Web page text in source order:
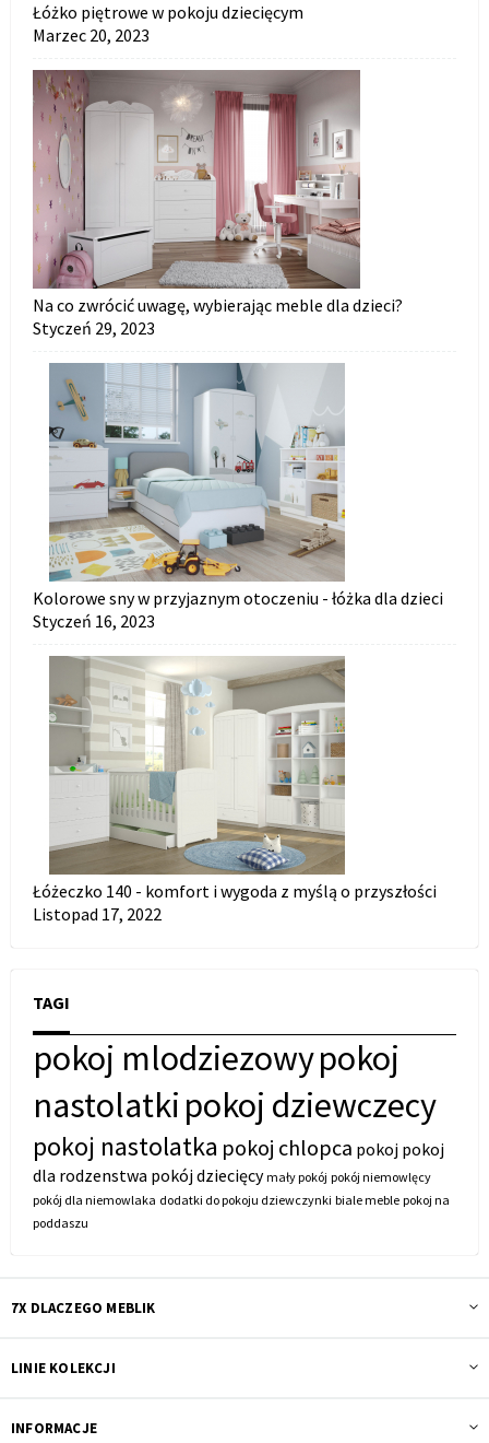
Łóżko piętrowe w pokoju dziecięcym
Marzec 20, 2023
Na co zwrócić uwagę, wybierając meble dla dzieci?
Styczeń 29, 2023
Kolorowe sny w przyjaznym otoczeniu - łóżka dla dzieci
Styczeń 16, 2023
Łóżeczko 140 - komfort i wygoda z myślą o przyszłości
Listopad 17, 2022
TAGI
pokoj mlodziezowypokoj
nastolatki pokoj dziewczecy
pokoj nastolatka pokoj chlopca pokoj pokoj
dla rodzenstwa pokój dziecięcy mały pokój pokój niemowlęcy
pokój dla niemowlaka dodatki do pokoju dziewczynki biale meble pokoj na
poddaszu
7X DLACZEGO MEBLIK
LINIE KOLEKCJI
INFORMACJE